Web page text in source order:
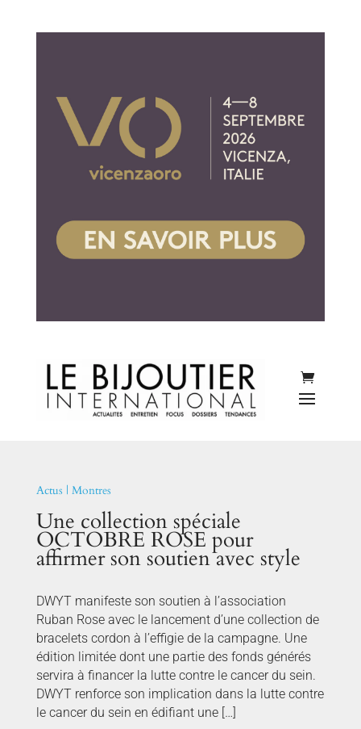
Actus | Montres
Une collection spéciale
OCTOBRE ROSE pour
affirmer son soutien avec style
DWYT manifeste son soutien à l’association
Ruban Rose avec le lancement d’une collection de
bracelets cordon à l’effigie de la campagne. Une
édition limitée dont une partie des fonds générés
servira à financer la lutte contre le cancer du sein.
DWYT renforce son implication dans la lutte contre
le cancer du sein en édifiant une […]